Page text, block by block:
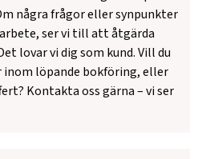
några frågor eller synpunkter
ser vi till att åtgärda
lovar vi dig som kund. Vill du
löpande bokföring, eller
Kontakta oss gärna – vi ser